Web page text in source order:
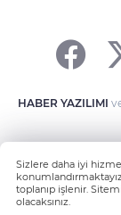
HABER YAZILIMI
Sizlere daha iyi
toplanıp işlenir.
olacaksınız.